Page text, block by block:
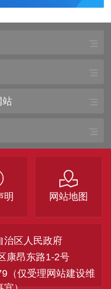
站
明 网站地图
治区人民政府
康昂东路1-2号
（仅受理网站建设维